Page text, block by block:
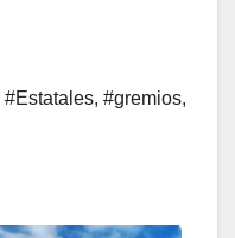
#Estatales, #gremios,